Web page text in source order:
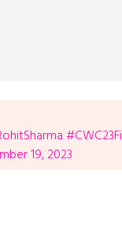
19, 2023